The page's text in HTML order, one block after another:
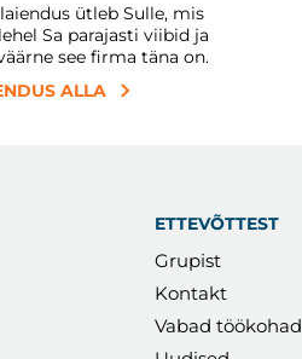
ütleb Sulle, mis
Sa parajasti viibid ja
see firma täna on.
ALLA
ETTEVÕTTEST
Grupist
Kontakt
Vabad töökohad